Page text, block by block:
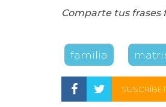
Comparte tus frases
familia